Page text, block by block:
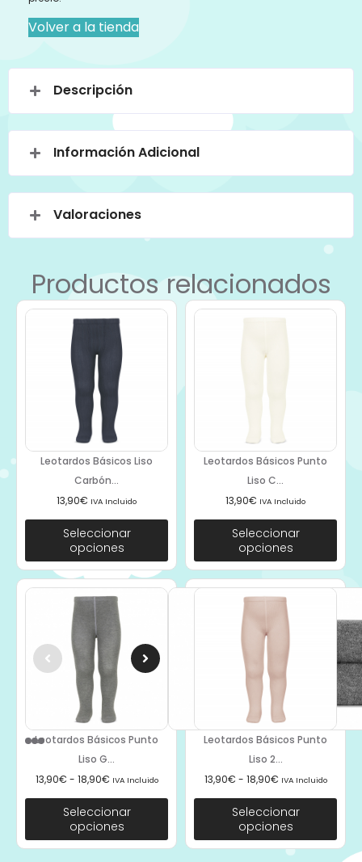
Volver a la tienda
Descripción
Información Adicional
Valoraciones
Productos relacionados
Leotardos Básicos Liso
Carbón...
13,90€ IVA Incluido
Seleccionar
opciones
Leotardos Básicos Punto
Liso C...
13,90€ IVA Incluido
Seleccionar
opciones
Leotardos Básicos Punto
Liso G...
13,90€ - 18,90€ IVA Incluido
Seleccionar
opciones
Leotardos Básicos Punto
Liso 2...
13,90€ - 18,90€ IVA Incluido
Seleccionar
opciones